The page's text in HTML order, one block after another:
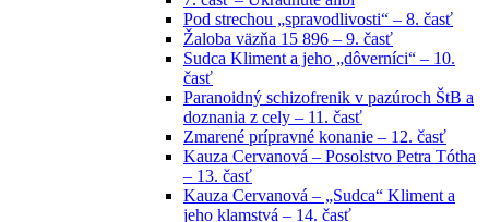
Pod strechou „spravodlivosti“ – 8. časť
Žaloba väzňa 15 896 – 9. časť
Sudca Kliment a jeho „dôverníci“ – 10.
časť
Paranoidný schizofrenik v pazúroch ŠtB a
doznania z cely – 11. časť
Zmarené prípravné konanie – 12. časť
Kauza Cervanová – Posolstvo Petra Tótha
– 13. časť
Kauza Cervanová – „Sudca“ Kliment a
jeho klamstvá – 14. časť